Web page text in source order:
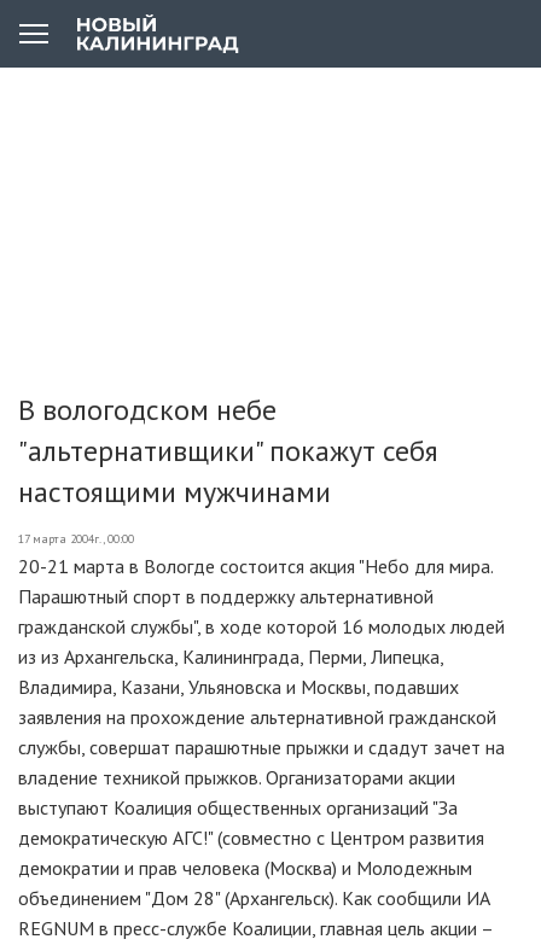
В вологодском небе
"альтернативщики" покажут себя
настоящими мужчинами
17 марта 2004г., 00:00
20-21 марта в Вологде состоится акция "Небо для мира.
Парашютный спорт в поддержку альтернативной
гражданской службы", в ходе которой 16 молодых людей
из из Архангельска, Калининграда, Перми, Липецка,
Владимира, Казани, Ульяновска и Москвы, подавших
заявления на прохождение альтернативной гражданской
службы, совершат парашютные прыжки и сдадут зачет на
владение техникой прыжков. Организаторами акции
выступают Коалиция общественных организаций "За
демократическую АГС!" (совместно с Центром развития
демократии и прав человека (Москва) и Молодежным
объединением "Дом 28" (Архангельск). Как сообщили ИА
REGNUM в пресс-службе Коалиции, главная цель акции –